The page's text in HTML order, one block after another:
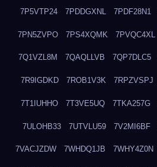
7P5VTP24 7PDDGXNL 7PDF28N1
7PN5ZVPO 7PS4XQMK 7PVQC4XL
7Q1VZL8M 7QAQLLVB 7QP7DLC5
7R9IGDKD 7ROB1V3K 7RPZVSPJ
7T1IUHHO 7T3VE5UQ 7TKA257G
7ULOHB33 7UTVLU59 7V2MI6BF
7VACJZDW 7WHDQ1JB 7WHY4Z0N